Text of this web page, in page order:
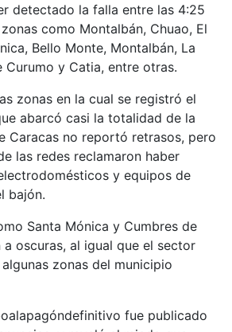
detectado la falla entre las 4:25
como Montalbán, Chuao, El
Bello Monte, Montalbán, La
Curumo y Catia, entre otras.
zonas en la cual se registró el
abarcó casi la totalidad de la
Caracas no reportó retrasos, pero
las redes reclamaron haber
y equipos de
bajón.
Santa Mónica y Cumbres de
a oscuras, al igual que el sector
zonas del municipio
fue publicado